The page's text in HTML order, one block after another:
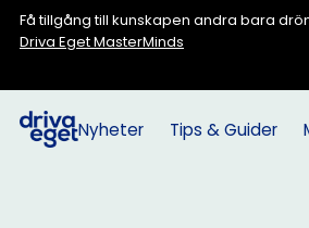
Få tillgång till kunskapen andra bara
Driva Eget MasterMinds
Nyheter Tips & Guider